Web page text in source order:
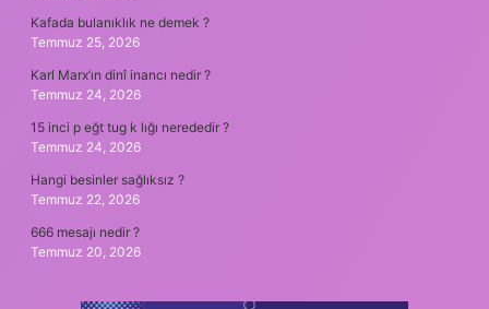
Kafada bulanıklık ne demek ?
Temmuz 25, 2026
Karl Marx’ın dinî inancı nedir ?
Temmuz 24, 2026
15 inci p eğt tug k lığı nerededir ?
Temmuz 24, 2026
Hangi besinler sağlıksız ?
Temmuz 22, 2026
666 mesajı nedir ?
Temmuz 20, 2026